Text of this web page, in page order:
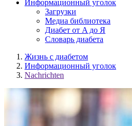
Информационный уголок
Загрузки
Медиа библиотека
Диабет от A до Я
Словарь диабета
Жизнь с диабетом
Информационный уголок
Nachrichten